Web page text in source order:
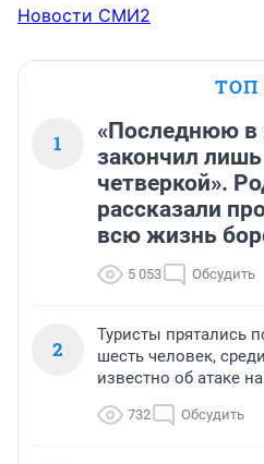
Новости СМИ2
ТОП
1
«Последнюю в
закончил
четверкой».
рассказали
всю жизнь
5 053 Обсудить
2
Туристы прятались
шесть человек,
известно об атаке
732 Обсудить